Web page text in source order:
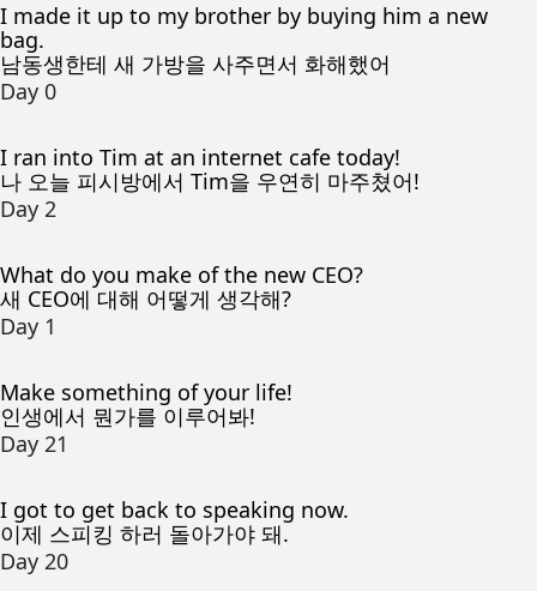
I made it up to my brother by buying him a new
bag.
남동생한테 새 가방을 사주면서 화해했어
Day 0
I ran into Tim at an internet cafe today!
나 오늘 피시방에서 Tim을 우연히 마주쳤어!
Day 2
What do you make of the new CEO?
새 CEO에 대해 어떻게 생각해?
Day 1
Make something of your life!
인생에서 뭔가를 이루어봐!
Day 21
I got to get back to speaking now.
이제 스피킹 하러 돌아가야 돼.
Day 20